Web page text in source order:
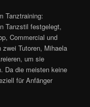
Tanztraining:
Tanzstil festgelegt,
Commercial und
Tutoren, Mihaela
um sie
Da die meisten keine
für Anfänger